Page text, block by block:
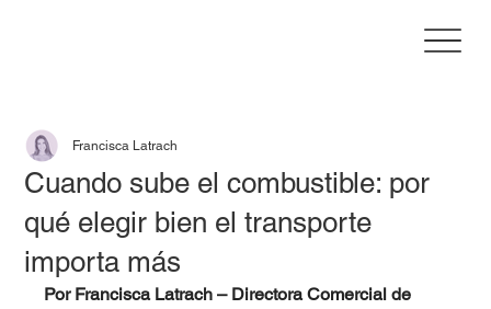
Cuando sube el combustible: por
qué elegir bien el transporte
importa más
Francisca Latrach
Por Francisca Latrach – Directora Comercial de